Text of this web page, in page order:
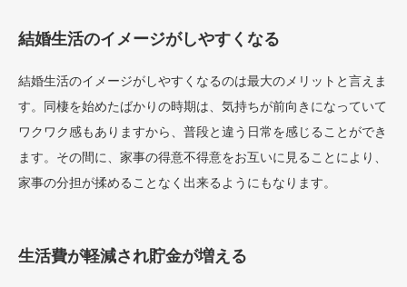
結婚生活のイメージがしやすくなる
結婚生活のイメージがしやすくなるのは最大のメリットと言えま
す。同棲を始めたばかりの時期は、気持ちが前向きになっていて
ワクワク感もありますから、普段と違う日常を感じることができ
ます。その間に、家事の得意不得意をお互いに見ることにより、
家事の分担が揉めることなく出来るようにもなります。
生活費が軽減され貯金が増える